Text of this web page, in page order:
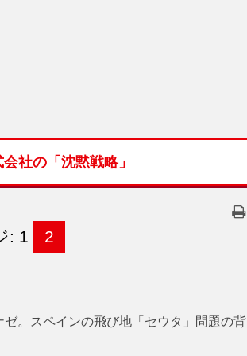
社の「沈黙戦略」
: 1 2
。スペインの飛び地「セウタ」問題の背